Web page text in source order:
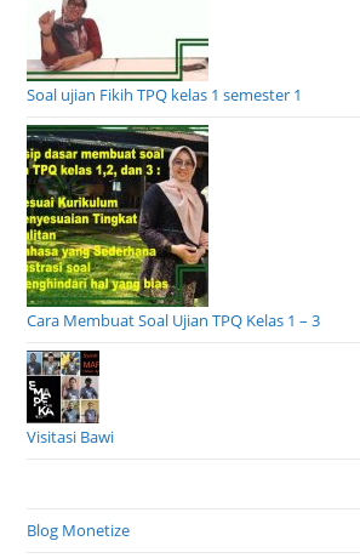
Soal ujian Fikih TPQ kelas 1 semester 1
Cara Membuat Soal Ujian TPQ Kelas 1 – 3
Visitasi Bawi
Blog Monetize